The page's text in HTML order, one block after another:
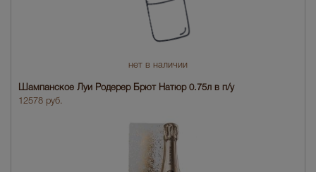
нет в наличии
Шампанское Луи Родерер Брют Натюр 0.75л в п/у
12578 руб.